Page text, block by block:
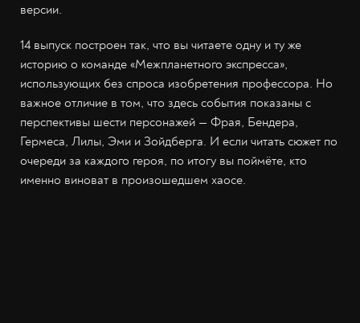
версии.
14 выпуск построен так, что вы читаете одну и ту же
историю о команде «Межпланетного экспресса»,
использующих без спроса изобретения профессора. Но
важное отличие в том, что здесь события показаны с
перспективы шести персонажей — Фрая, Бендера,
Гермеса, Лилы, Эми и Зойдберга. И если читать сюжет по
очереди за каждого героя, по итогу вы поймёте, кто
именно виноват в произошедшем хаосе.